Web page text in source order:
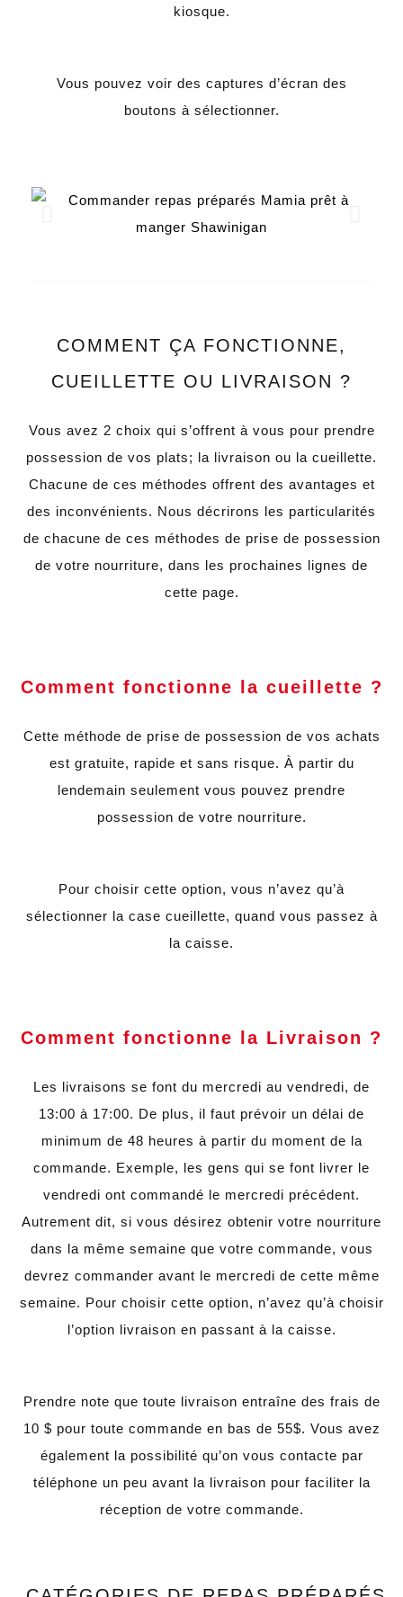
kiosque.
Vous pouvez voir des captures d’écran des
boutons à sélectionner.
COMMENT ÇA FONCTIONNE,
CUEILLETTE OU LIVRAISON ?
Vous avez 2 choix qui s’offrent à vous pour prendre
possession de vos plats; la livraison ou la cueillette.
Chacune de ces méthodes offrent des avantages et
des inconvénients. Nous décrirons les particularités
de chacune de ces méthodes de prise de possession
de votre nourriture, dans les prochaines lignes de
cette page.
Comment fonctionne la cueillette ?
Cette méthode de prise de possession de vos achats
est gratuite, rapide et sans risque. À partir du
lendemain seulement vous pouvez prendre
possession de votre nourriture.
Pour choisir cette option, vous n’avez qu’à
sélectionner la case cueillette, quand vous passez à
la caisse.
Comment fonctionne la Livraison ?
Les livraisons se font du mercredi au vendredi, de
13:00 à 17:00. De plus, il faut prévoir un délai de
minimum de 48 heures à partir du moment de la
commande. Exemple, les gens qui se font livrer le
vendredi ont commandé le mercredi précédent.
Autrement dit, si vous désirez obtenir votre nourriture
dans la même semaine que votre commande, vous
devrez commander avant le mercredi de cette même
semaine. Pour choisir cette option, n’avez qu’à choisir
l’option livraison en passant à la caisse.
Prendre note que toute livraison entraîne des frais de
10 $ pour toute commande en bas de 55$. Vous avez
également la possibilité qu’on vous contacte par
téléphone un peu avant la livraison pour faciliter la
réception de votre commande.